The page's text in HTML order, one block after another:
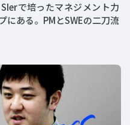
で培ったマネジメント力
にある。PMとSWEの二刀流